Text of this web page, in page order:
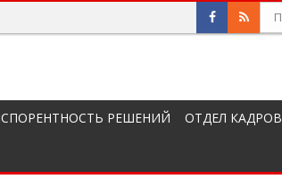
РЕШЕНИЙ ОТДЕЛ КАДРОВ